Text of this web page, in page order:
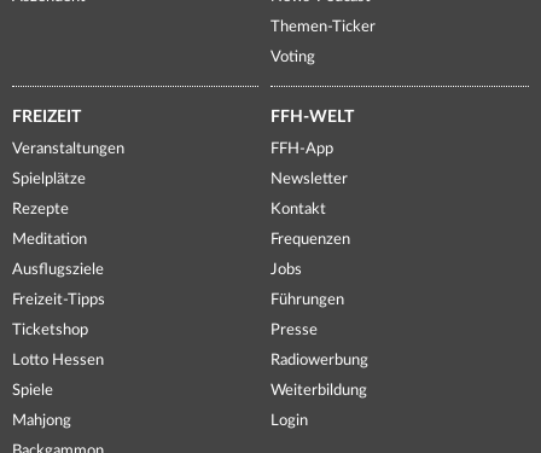
Themen-Ticker
Voting
FREIZEIT
Veranstaltungen
Spielplätze
Rezepte
Meditation
Ausflugsziele
Freizeit-Tipps
Ticketshop
Lotto Hessen
Spiele
Mahjong
FFH-WELT
FFH-App
Newsletter
Kontakt
Frequenzen
Jobs
Führungen
Presse
Radiowerbung
Weiterbildung
Login